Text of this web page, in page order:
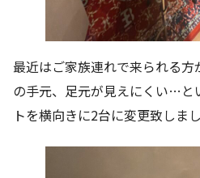
最近はご家族連れで来られる
の手元、足元が見えにくい…と
トを横向きに2台に変更致しまし